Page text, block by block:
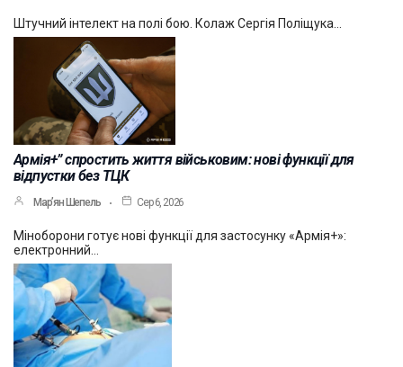
Штучний інтелект на полі бою. Колаж Сергія Поліщука…
Армія+” спростить життя військовим: нові функції для
відпустки без ТЦК
Мар’ян Шепель Сер 6, 2026
Міноборони готує нові функції для застосунку «Армія+»:
електронний…